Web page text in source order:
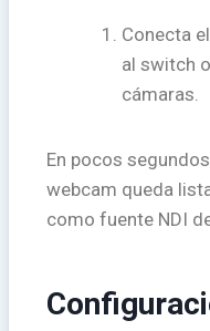
Conecta
al switch
cámaras.
En pocos
webcam queda
como fuente NDI